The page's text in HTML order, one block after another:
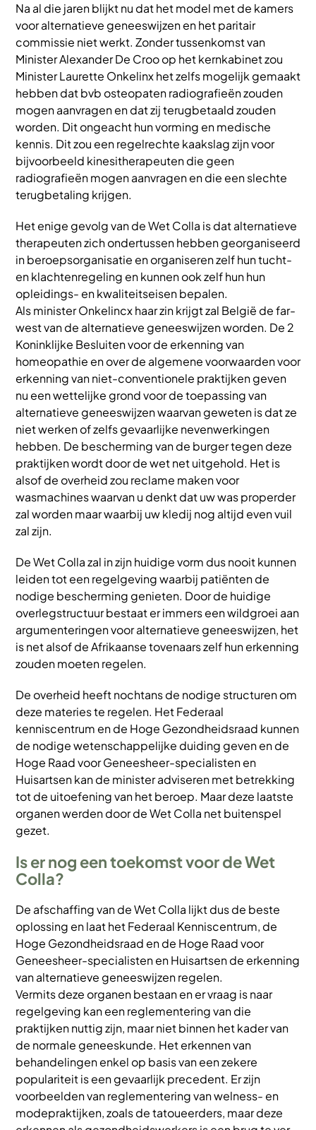
Na al die jaren blijkt nu dat het model met de kamers
voor alternatieve geneeswijzen en het paritair
commissie niet werkt. Zonder tussenkomst van
Minister Alexander De Croo op het kernkabinet zou
Minister Laurette Onkelinx het zelfs mogelijk gemaakt
hebben dat bvb osteopaten radiografieën zouden
mogen aanvragen en dat zij terugbetaald zouden
worden. Dit ongeacht hun vorming en medische
kennis. Dit zou een regelrechte kaakslag zijn voor
bijvoorbeeld kinesitherapeuten die geen
radiografieën mogen aanvragen en die een slechte
terugbetaling krijgen.
Het enige gevolg van de Wet Colla is dat alternatieve
therapeuten zich ondertussen hebben georganiseerd
in beroepsorganisatie en organiseren zelf hun tucht-
en klachtenregeling en kunnen ook zelf hun hun
opleidings- en kwaliteitseisen bepalen.
Als minister Onkelincx haar zin krijgt zal België de far-
west van de alternatieve geneeswijzen worden. De 2
Koninklijke Besluiten voor de erkenning van
homeopathie en over de algemene voorwaarden voor
erkenning van niet-conventionele praktijken geven
nu een wettelijke grond voor de toepassing van
alternatieve geneeswijzen waarvan geweten is dat ze
niet werken of zelfs gevaarlijke nevenwerkingen
hebben. De bescherming van de burger tegen deze
praktijken wordt door de wet net uitgehold. Het is
alsof de overheid zou reclame maken voor
wasmachines waarvan u denkt dat uw was properder
zal worden maar waarbij uw kledij nog altijd even vuil
zal zijn.
De Wet Colla zal in zijn huidige vorm dus nooit kunnen
leiden tot een regelgeving waarbij patiënten de
nodige bescherming genieten. Door de huidige
overlegstructuur bestaat er immers een wildgroei aan
argumenteringen voor alternatieve geneeswijzen, het
is net alsof de Afrikaanse tovenaars zelf hun erkenning
zouden moeten regelen.
De overheid heeft nochtans de nodige structuren om
deze materies te regelen. Het Federaal
kenniscentrum en de Hoge Gezondheidsraad kunnen
de nodige wetenschappelijke duiding geven en de
Hoge Raad voor Geneesheer-specialisten en
Huisartsen kan de minister adviseren met betrekking
tot de uitoefening van het beroep. Maar deze laatste
organen werden door de Wet Colla net buitenspel
gezet.
Is er nog een toekomst voor de Wet
Colla?
De afschaffing van de Wet Colla lijkt dus de beste
oplossing en laat het Federaal Kenniscentrum, de
Hoge Gezondheidsraad en de Hoge Raad voor
Geneesheer-specialisten en Huisartsen de erkenning
van alternatieve geneeswijzen regelen.
Vermits deze organen bestaan en er vraag is naar
regelgeving kan een reglementering van die
praktijken nuttig zijn, maar niet binnen het kader van
de normale geneeskunde. Het erkennen van
behandelingen enkel op basis van een zekere
populariteit is een gevaarlijk precedent. Er zijn
voorbeelden van reglementering van welness- en
modepraktijken, zoals de tatoueerders, maar deze